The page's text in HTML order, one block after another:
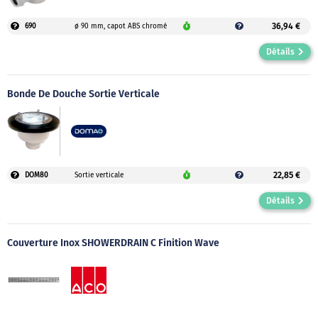
690 ø 90 mm, capot ABS chromé 36,94 €
Détails
Bonde De Douche Sortie Verticale
DOM80 Sortie verticale 22,85 €
Détails
Couverture Inox SHOWERDRAIN C Finition Wave